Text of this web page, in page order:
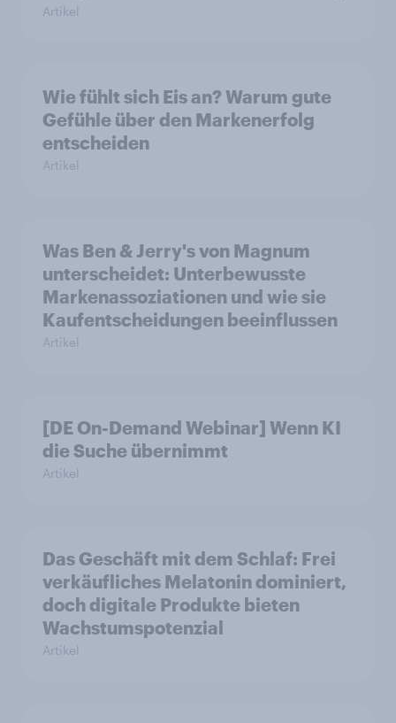
Artikel
Wie fühlt sich Eis an? Warum gute
Gefühle über den Markenerfolg
entscheiden
Artikel
Was Ben & Jerry's von Magnum
unterscheidet: Unterbewusste
Markenassoziationen und wie sie
Kaufentscheidungen beeinflussen
Artikel
[DE On-Demand Webinar] Wenn KI
die Suche übernimmt
Artikel
Das Geschäft mit dem Schlaf: Frei
verkäufliches Melatonin dominiert,
doch digitale Produkte bieten
Wachstumspotenzial
Artikel